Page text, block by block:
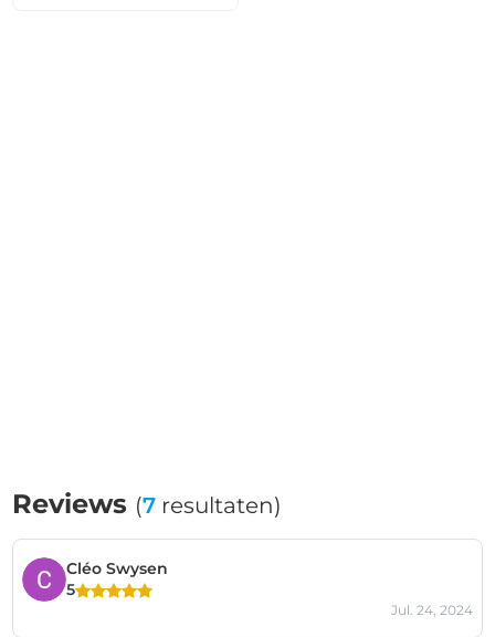
Reviews (7 resultaten)
Cléo Swysen
5
Jul. 24, 2024